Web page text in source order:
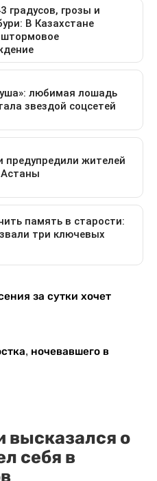
за сутки хочет
ночевавшего в
высказался о
себя в